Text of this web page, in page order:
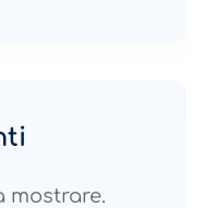
mostrare.